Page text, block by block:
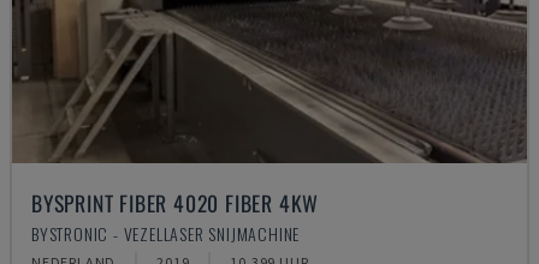
BYSPRINT FIBER 4020 FIBER 4KW
BYSTRONIC - VEZELLASER SNIJMACHINE